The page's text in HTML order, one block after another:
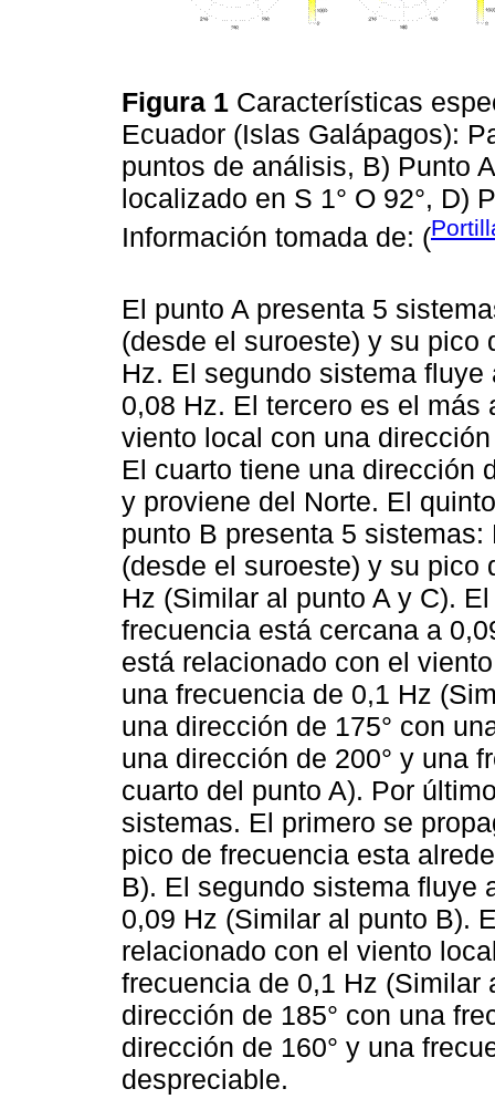
Figura 1 Características
Ecuador (Islas Galápagos):
puntos de análisis, B) Punto
localizado en S 1° O 92°, D)
Información tomada de: (
El punto A presenta 5
(desde el suroeste) y su pico
Hz. El segundo sistema
0,08 Hz. El tercero es el
viento local con una
El cuarto tiene una dirección
y proviene del Norte. El
punto B presenta 5
(desde el suroeste) y su pico
Hz (Similar al punto A y C).
frecuencia está cercana a
está relacionado con el
una frecuencia de 0,1 Hz
una dirección de 175° con
una dirección de 200° y una
cuarto del punto A). Por
sistemas. El primero se
pico de frecuencia esta
B). El segundo sistema fluye
0,09 Hz (Similar al punto B).
relacionado con el viento
frecuencia de 0,1 Hz (Similar
dirección de 185° con una
dirección de 160° y una
despreciable.